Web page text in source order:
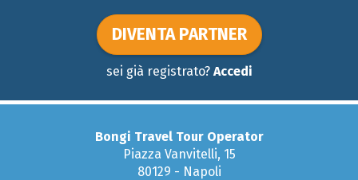
DIVENTA PARTNER
sei già registrato? Accedi
Bongi Travel Tour Operator
Piazza Vanvitelli, 15
80129 - Napoli